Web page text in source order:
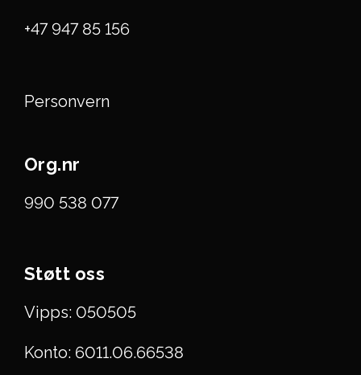
+47 947 85 156
Personvern
Org.nr
990 538 077
Støtt oss
Vipps: 050505
Konto: 6011.06.66538